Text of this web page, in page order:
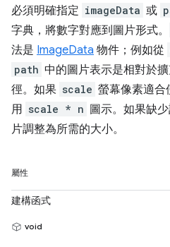
必須明確指定 imageData 或
字典，將數字對應到圖片形式。
法是 ImageData 物件；例如從
path 中的圖片表示是相對於
徑。如果 scale 螢幕像素適合
用 scale * n 圖示。如果缺
片調整為所需的大小。
屬性
建構函式
void